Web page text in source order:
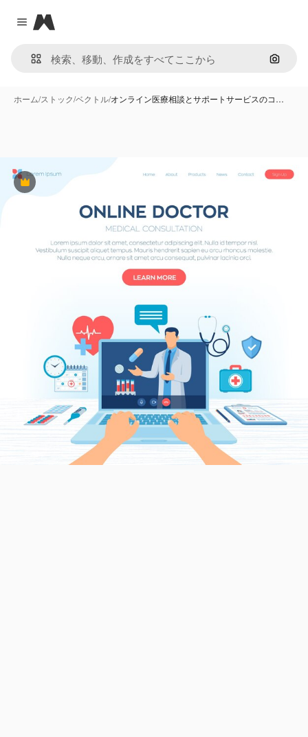
Close menu
Magnific
画像で
ホーム/ストック/ベクトル/オンライン医療相談とサポートサービスのコ…
Premium